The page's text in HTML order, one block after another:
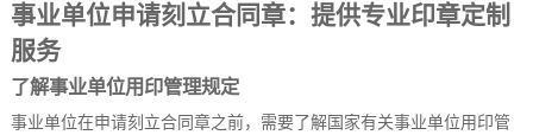
事业单位申请刻立合同章：提供专业印章定制
服务
了解事业单位用印管理规定
事业单位在申请刻立合同章之前，需要了解国家有关事业单位用印管